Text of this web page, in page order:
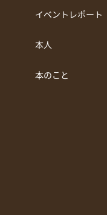
イベントレポート
本人
本のこと